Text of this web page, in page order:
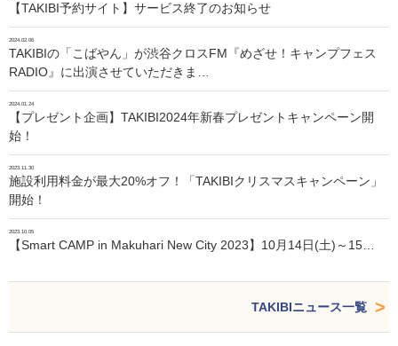
【TAKIBI予約サイト】サービス終了のお知らせ
2024.02.06
TAKIBIの「こばやん」が渋谷クロスFM『めざせ！キャンプフェス
RADIO』に出演させていただきま…
2024.01.24
【プレゼント企画】TAKIBI2024年新春プレゼントキャンペーン開
始！
2023.11.30
施設利用料金が最大20%オフ！「TAKIBIクリスマスキャンペーン」
開始！
2023.10.05
【Smart CAMP in Makuhari New City 2023】10月14日(土)～15…
TAKIBIニュース一覧